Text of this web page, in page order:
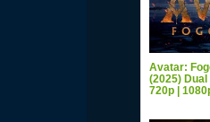
Avatar:
(2025)
720p |